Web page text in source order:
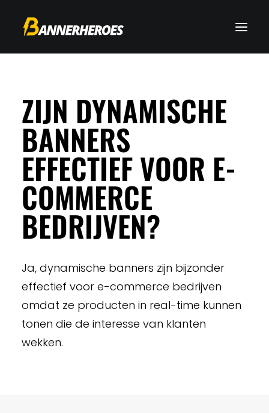
ZIJN DYNAMISCHE
BANNERS
EFFECTIEF VOOR E-
COMMERCE
BEDRIJVEN?
Ja, dynamische banners zijn bijzonder
effectief voor e-commerce bedrijven
omdat ze producten in real-time kunnen
tonen die de interesse van klanten
wekken.